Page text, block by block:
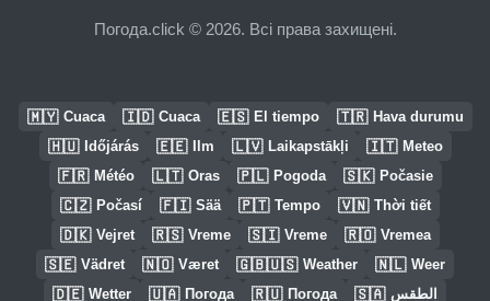
Погода.click © 2026. Всі права захищені.
🇲🇾 Cuaca 🇮🇩 Cuaca 🇪🇸 El tiempo 🇹🇷 Hava durumu
🇭🇺 Időjárás 🇪🇪 Ilm 🇱🇻 Laikapstākļi 🇮🇹 Meteo
🇫🇷 Météo 🇱🇹 Oras 🇵🇱 Pogoda 🇸🇰 Počasie
🇨🇿 Počasí 🇫🇮 Sää 🇵🇹 Tempo 🇻🇳 Thời tiết
🇩🇰 Vejret 🇷🇸 Vreme 🇸🇮 Vreme 🇷🇴 Vremea
🇸🇪 Vädret 🇳🇴 Været 🇬🇧🇺🇸 Weather 🇳🇱 Weer
🇩🇪 Wetter 🇺🇦 Погода 🇷🇺 Погода 🇸🇦 الطقس